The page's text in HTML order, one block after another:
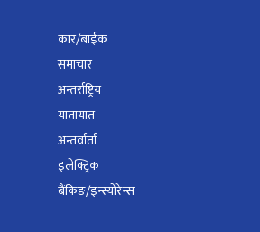
कार/बाईक
समाचार
अन्तर्राष्ट्रिय
यातायात
अन्तर्वार्ता
इलेक्ट्रिक
बैंकिङ/इन्स्योरेन्स